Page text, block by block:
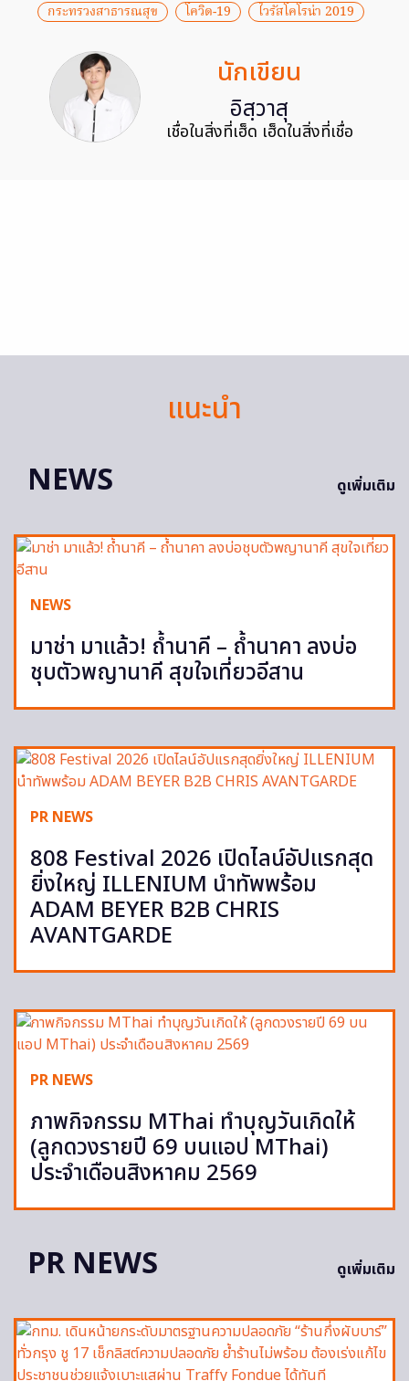
กระทรวงสาธารณสุข โควิด-19 ไวรัสโคโรน่า 2019
นักเขียน
อิสฺวาสุ
เชื่อในสิ่งที่เฮ็ด เฮ็ดในสิ่งที่เชื่อ
แนะนำ
NEWS
ดูเพิ่มเติม
NEWS
มาช่า มาแล้ว! ถ้ำนาคี – ถ้ำนาคา ลงบ่อ
ชุบตัวพญานาคี สุขใจเที่ยวอีสาน
PR NEWS
808 Festival 2026 เปิดไลน์อัปแรกสุด
ยิ่งใหญ่ ILLENIUM นำทัพพร้อม
ADAM BEYER B2B CHRIS
AVANTGARDE
PR NEWS
ภาพกิจกรรม MThai ทำบุญวันเกิดให้
(ลูกดวงรายปี 69 บนแอป MThai)
ประจำเดือนสิงหาคม 2569
PR NEWS ดูเพิ่มเติม